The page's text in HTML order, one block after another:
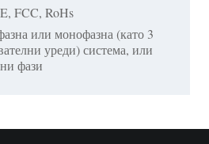
FCC, RoHs
или монофазна (като 3
уреди) система, или
фази